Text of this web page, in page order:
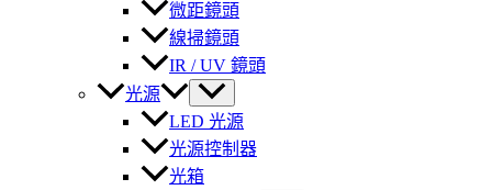
微距鏡頭
線掃鏡頭
IR / UV 鏡頭
光源
LED 光源
光源控制器
光箱